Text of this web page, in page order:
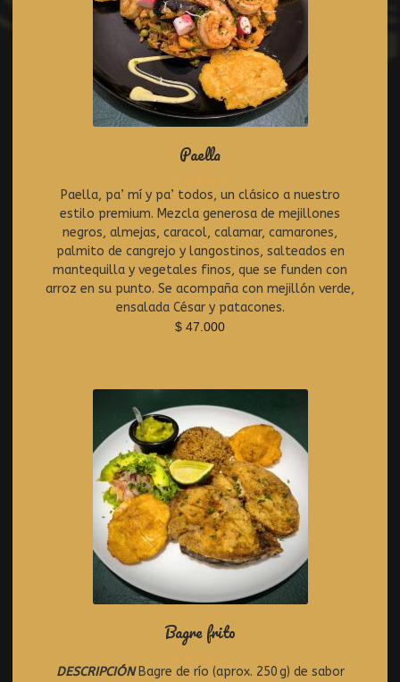
Paella
R
a
t
e
o
u
Paella, pa’ mí y pa’ todos, un clásico a nuestro
estilo premium. Mezcla generosa de mejillones
negros, almejas, caracol, calamar, camarones,
palmito de cangrejo y langostinos, salteados en
mantequilla y vegetales finos, que se funden con
arroz en su punto. Se acompaña con mejillón verde,
ensalada César y patacones.
$ 47.000
Bagre frito
R
DESCRIPCIÓNBagre de río (aprox. 250 g) de sabor